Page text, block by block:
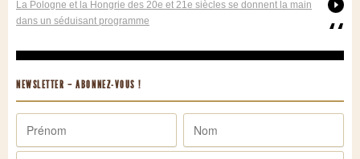
La Pologne et la Hongrie des 20e et 21e siècles se donnent la main
dans un séduisant programme
NEWSLETTER – ABONNEZ-VOUS !